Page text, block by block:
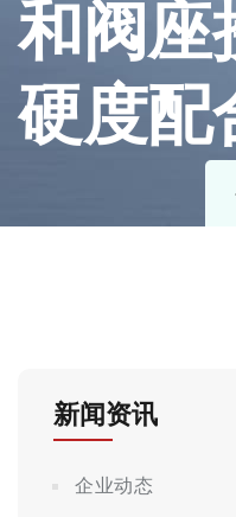
和阀座
硬度配
新闻资讯
企业动态